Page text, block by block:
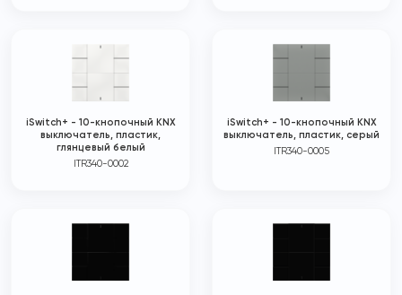
iSwitch+ - 10-кнопочный KNX
выключатель, пластик,
глянцевый белый
ITR340-0002
iSwitch+ - 10-кнопочный KNX
выключатель, пластик, серый
ITR340-0005